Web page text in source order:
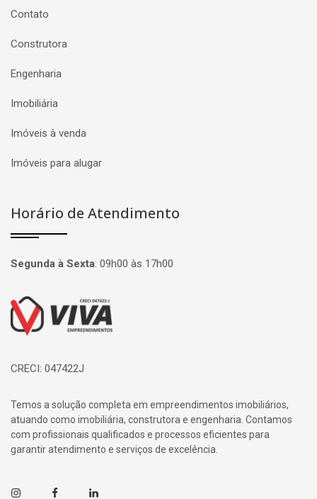
Contato
Construtora
Engenharia
Imobiliária
Imóveis à venda
Imóveis para alugar
Horário de Atendimento
Segunda à Sexta: 09h00 às 17h00
Página inicial
CRECI: 047422J
Temos a solução completa em empreendimentos imobiliários,
atuando como imobiliária, construtora e engenharia. Contamos
com profissionais qualificados e processos eficientes para
garantir atendimento e serviços de excelência.
InstagramFacebookLinkedin